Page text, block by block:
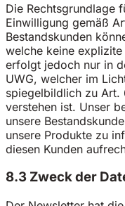
Die Rechtsgrundlage
Einwilligung gemäß
Bestandskunden
welche keine
erfolgt jedoch nur in
UWG, welcher im
spiegelbildlich zu Art.
verstehen ist. Unser
unsere
unsere Produkte zu
diesen Kunden
8.3 Zweck der